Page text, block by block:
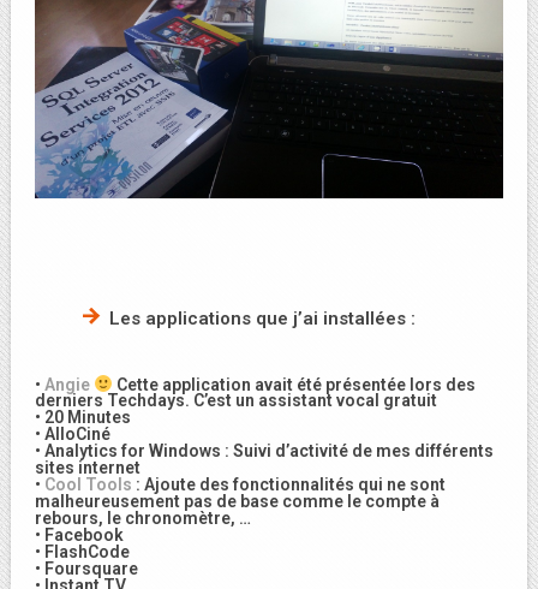
Les applications que j’ai installées :
• Angie
Cette application avait été présentée lors des
derniers Techdays. C’est un assistant vocal gratuit
• 20 Minutes
• AlloCiné
• Analytics for Windows : Suivi d’activité de mes différents
sites internet
• Cool Tools : Ajoute des fonctionnalités qui ne sont
malheureusement pas de base comme le compte à
rebours, le chronomètre, …
• Facebook
• FlashCode
• Foursquare